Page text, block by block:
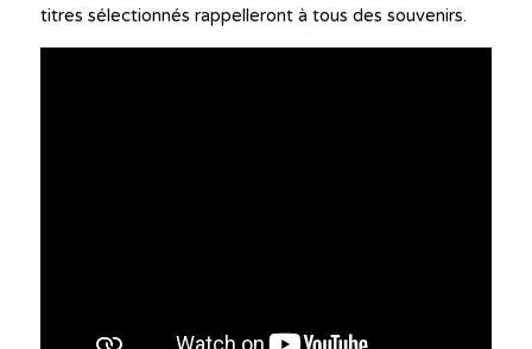
titres sélectionnés rappelleront à tous des souvenirs.